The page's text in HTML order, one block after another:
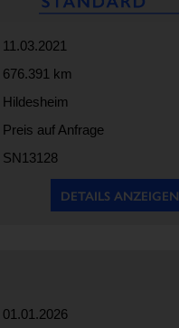
11.03.2021
676.391 km
Hildesheim
Preis auf Anfrage
SN13128
DETAILS ANZEIGEN
01.01.2026